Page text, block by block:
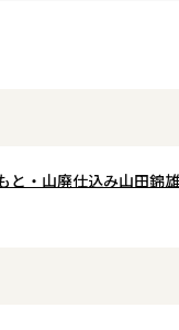
アンス。口当たりは非
と・山廃仕込み山田錦